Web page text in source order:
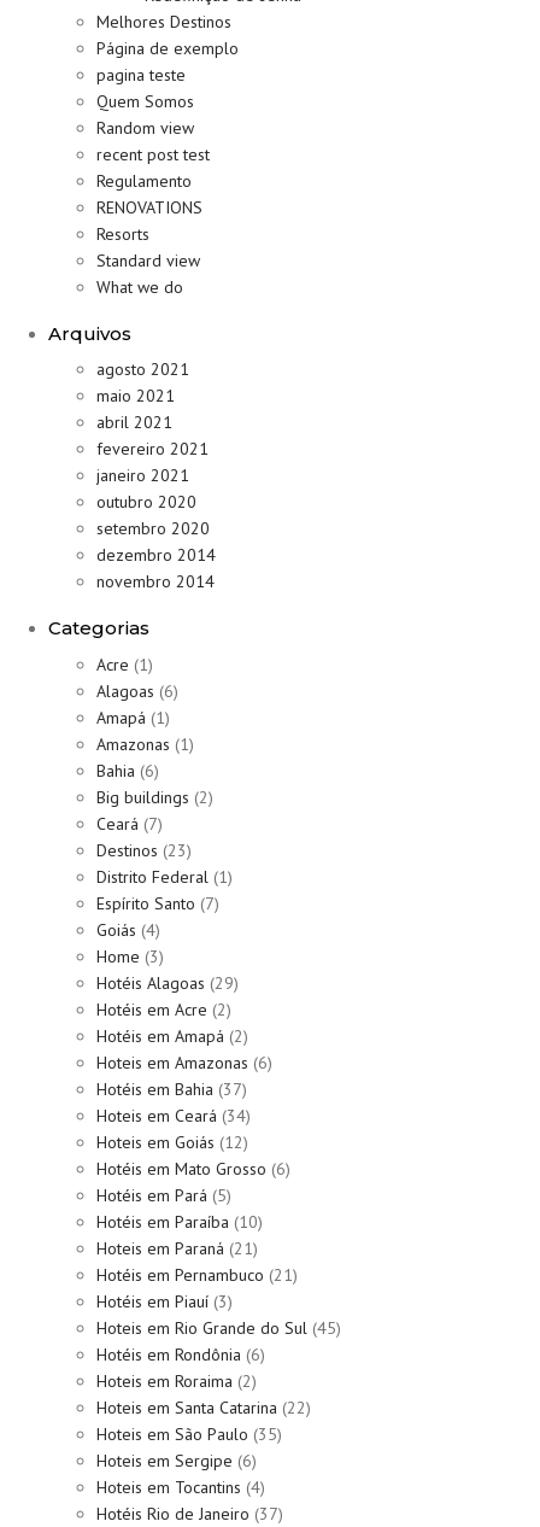
Melhores Destinos
Página de exemplo
pagina teste
Quem Somos
Random view
recent post test
Regulamento
RENOVATIONS
Resorts
Standard view
What we do
Arquivos
agosto 2021
maio 2021
abril 2021
fevereiro 2021
janeiro 2021
outubro 2020
setembro 2020
dezembro 2014
novembro 2014
Categorias
Acre (1)
Alagoas (6)
Amapá (1)
Amazonas (1)
Bahia (6)
Big buildings (2)
Ceará (7)
Destinos (23)
Distrito Federal (1)
Espírito Santo (7)
Goiás (4)
Home (3)
Hotéis Alagoas (29)
Hotéis em Acre (2)
Hotéis em Amapá (2)
Hoteis em Amazonas (6)
Hotéis em Bahia (37)
Hoteis em Ceará (34)
Hoteis em Goiás (12)
Hotéis em Mato Grosso (6)
Hotéis em Pará (5)
Hotéis em Paraíba (10)
Hoteis em Paraná (21)
Hotéis em Pernambuco (21)
Hotéis em Piauí (3)
Hoteis em Rio Grande do Sul (45)
Hotéis em Rondônia (6)
Hoteis em Roraima (2)
Hoteis em Santa Catarina (22)
Hoteis em São Paulo (35)
Hoteis em Sergipe (6)
Hoteis em Tocantins (4)
Hotéis Rio de Janeiro (37)